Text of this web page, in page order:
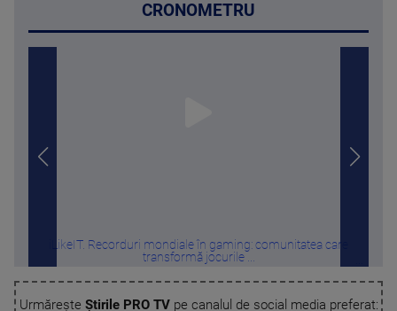
CRONOMETRU
iLikeIT. Recorduri mondiale în gaming: comunitatea care
transformă jocurile ...
Urmărește Știrile PRO TVpe canalul de social media preferat: